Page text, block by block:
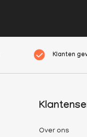
Klanten
Over ons